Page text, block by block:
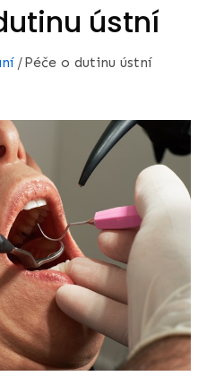
ústní
Péče o dutinu ústní